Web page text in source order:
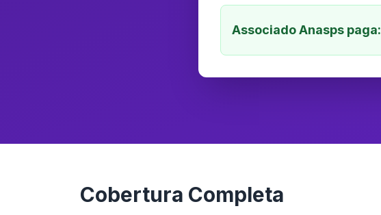
Associado Anasps paga:
Cobertura Completa